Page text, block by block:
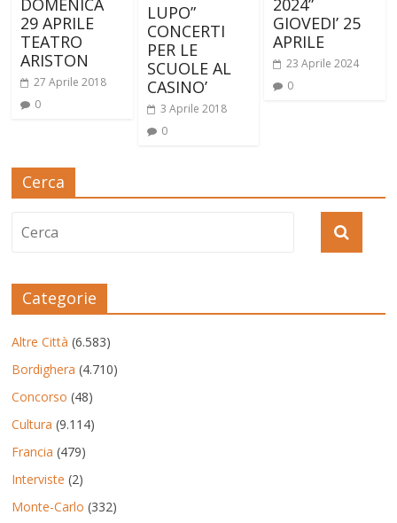
DOMENICA
29 APRILE
TEATRO
ARISTON
27 Aprile 2018
0
LUPO”
CONCERTI
PER LE
SCUOLE AL
CASINO’
3 Aprile 2018
0
2024”
GIOVEDI’ 25
APRILE
23 Aprile 2024
0
Cerca
Categorie
Altre Città (6.583)
Bordighera (4.710)
Concorso (48)
Cultura (9.114)
Francia (479)
Interviste (2)
Monte-Carlo (332)